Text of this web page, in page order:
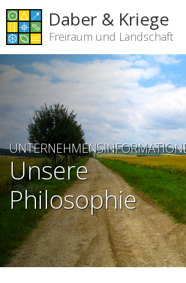
Daber & Kriege
Freiraum und Landschaft
Unsere
Philosophie